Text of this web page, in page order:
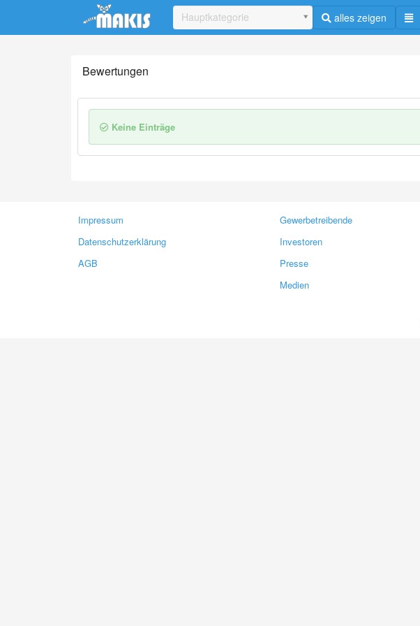
Update cookies preferences
Hauptkategorie alles zeigen
Bewertungen
Keine Einträge
Impressum
Datenschutzerklärung
AGB
Gewerbetreibende
Investoren
Presse
Medien